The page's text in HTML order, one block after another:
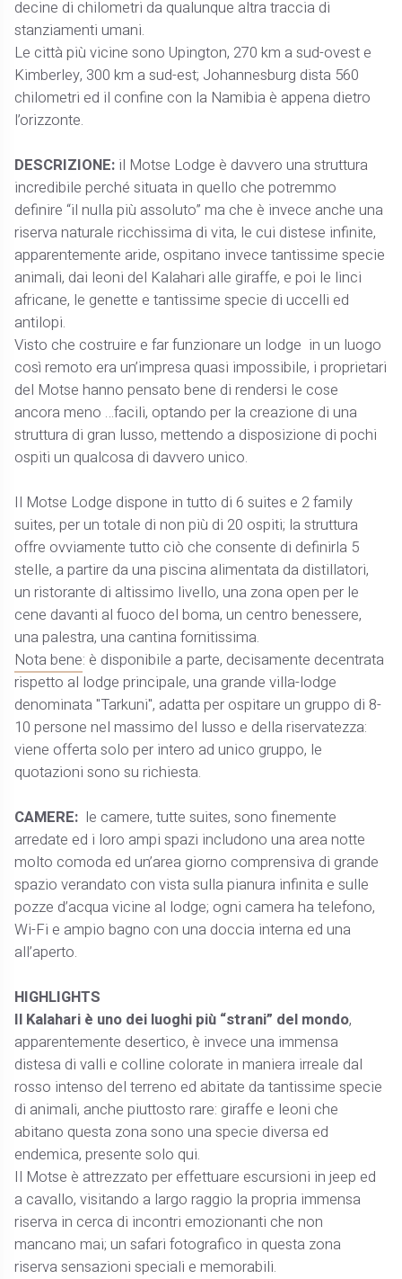
decine di chilometri da qualunque altra traccia di
stanziamenti umani.
Le città più vicine sono Upington, 270 km a sud-ovest e
Kimberley, 300 km a sud-est; Johannesburg dista 560
chilometri ed il confine con la Namibia è appena dietro
l’orizzonte.
DESCRIZIONE: il Motse Lodge è davvero una struttura
incredibile perché situata in quello che potremmo
definire “il nulla più assoluto” ma che è invece anche una
riserva naturale ricchissima di vita, le cui distese infinite,
apparentemente aride, ospitano invece tantissime specie
animali, dai leoni del Kalahari alle giraffe, e poi le linci
africane, le genette e tantissime specie di uccelli ed
antilopi.
Visto che costruire e far funzionare un lodge in un luogo
così remoto era un’impresa quasi impossibile, i proprietari
del Motse hanno pensato bene di rendersi le cose
ancora meno …facili, optando per la creazione di una
struttura di gran lusso, mettendo a disposizione di pochi
ospiti un qualcosa di davvero unico.
Il Motse Lodge dispone in tutto di 6 suites e 2 family
suites, per un totale di non più di 20 ospiti; la struttura
offre ovviamente tutto ciò che consente di definirla 5
stelle, a partire da una piscina alimentata da distillatori,
un ristorante di altissimo livello, una zona open per le
cene davanti al fuoco del boma, un centro benessere,
una palestra, una cantina fornitissima.
Nota bene: è disponibile a parte, decisamente decentrata
rispetto al lodge principale, una grande villa-lodge
denominata "Tarkuni", adatta per ospitare un gruppo di 8-
10 persone nel massimo del lusso e della riservatezza:
viene offerta solo per intero ad unico gruppo, le
quotazioni sono su richiesta.
CAMERE: le camere, tutte suites, sono finemente
arredate ed i loro ampi spazi includono una area notte
molto comoda ed un’area giorno comprensiva di grande
spazio verandato con vista sulla pianura infinita e sulle
pozze d’acqua vicine al lodge; ogni camera ha telefono,
Wi-Fi e ampio bagno con una doccia interna ed una
all’aperto.
HIGHLIGHTS
Il Kalahari è uno dei luoghi più “strani” del mondo,
apparentemente desertico, è invece una immensa
distesa di valli e colline colorate in maniera irreale dal
rosso intenso del terreno ed abitate da tantissime specie
di animali, anche piuttosto rare: giraffe e leoni che
abitano questa zona sono una specie diversa ed
endemica, presente solo qui.
Il Motse è attrezzato per effettuare escursioni in jeep ed
a cavallo, visitando a largo raggio la propria immensa
riserva in cerca di incontri emozionanti che non
mancano mai; un safari fotografico in questa zona
riserva sensazioni speciali e memorabili.